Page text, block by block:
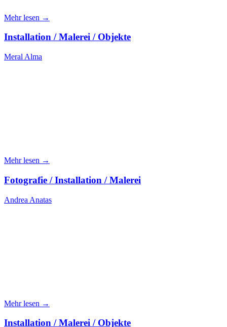
Mehr lesen →
Installation / Malerei / Objekte
Meral Alma
Mehr lesen →
Fotografie / Installation / Malerei
Andrea Anatas
Mehr lesen →
Installation / Malerei / Objekte